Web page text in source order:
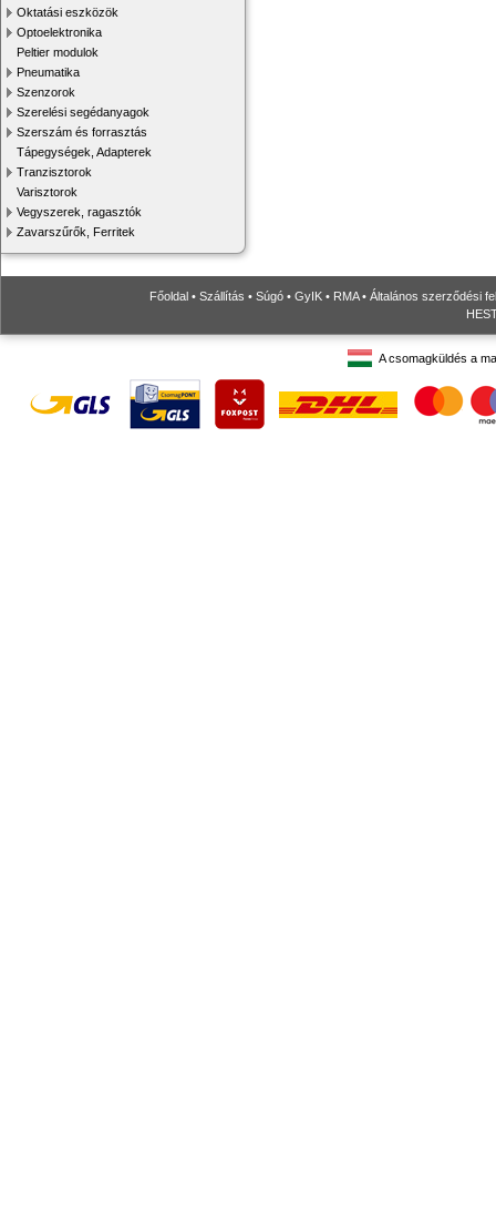
Oktatási eszközök
Optoelektronika
Peltier modulok
Pneumatika
Szenzorok
Szerelési segédanyagok
Szerszám és forrasztás
Tápegységek, Adapterek
Tranzisztorok
Varisztorok
Vegyszerek, ragasztók
Zavarszűrők, Ferritek
Főoldal • Szállítás • Súgó • GyIK • RMA• Általános szerződési
A csomagküldés a